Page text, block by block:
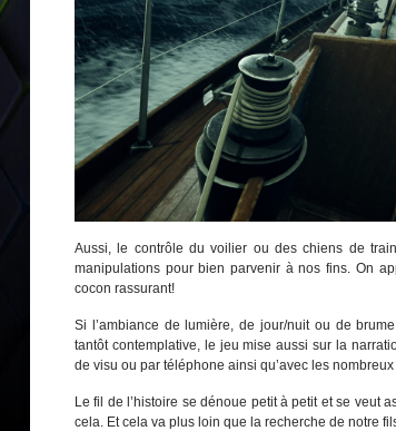
Aussi, le contrôle du voilier ou des chiens de
manipulations pour bien parvenir à nos fins. On
cocon rassurant!
Si l’ambiance de lumière, de jour/nuit ou de
tantôt contemplative, le jeu mise aussi sur la
de visu ou par téléphone ainsi qu’avec les
Le fil de l’histoire se dénoue petit à petit et se veut
cela. Et cela va plus loin que la recherche de notre